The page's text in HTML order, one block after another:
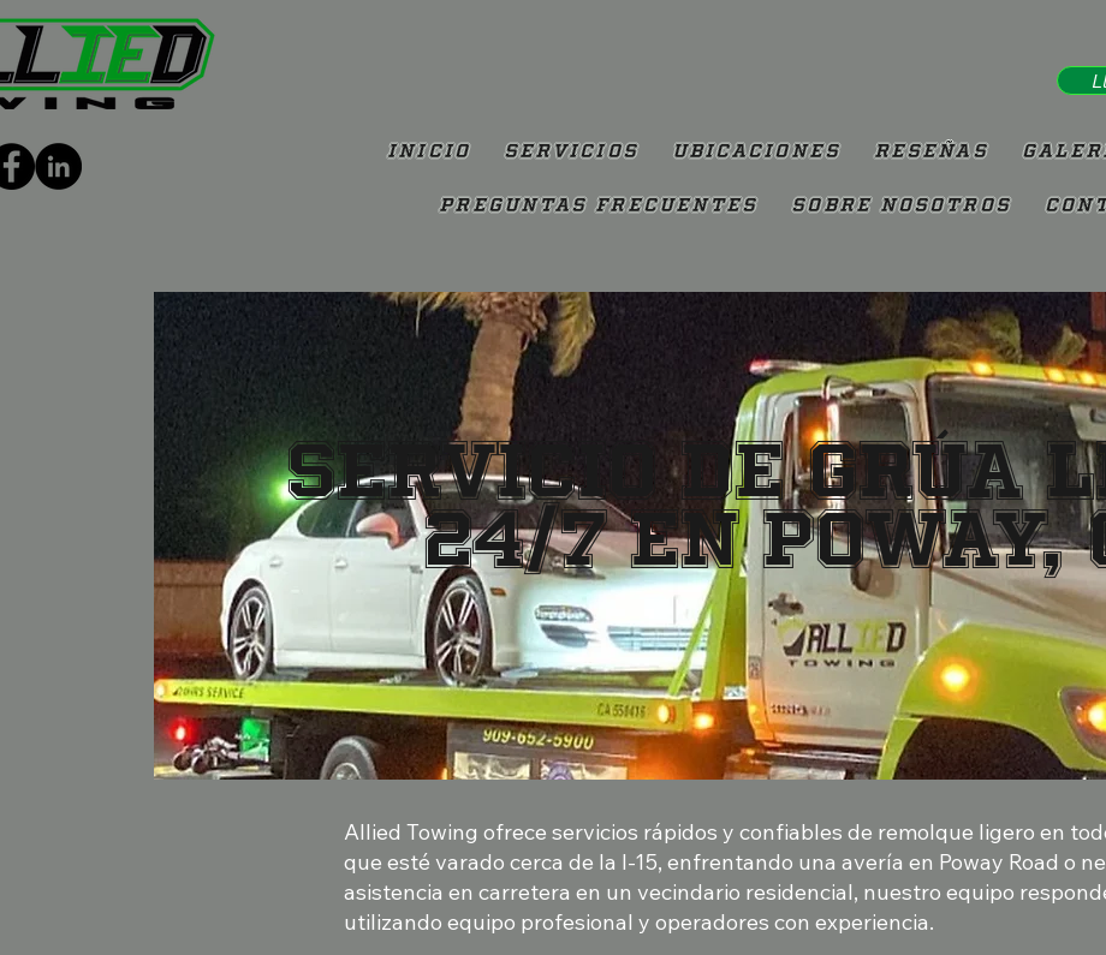
Inicio Servicios Ubicaciones Reseñas
Preguntas Frecuentes Sobre Nosotros
Servicio de Grúa
24/7 en Poway,
Allied Towing ofrece servicios rápidos y confiables de remolque ligero en
que esté varado cerca de la I-15, enfrentando una avería en Poway Road o
asistencia en carretera en un vecindario residencial, nuestro equipo
utilizando equipo profesional y operadores con experiencia.